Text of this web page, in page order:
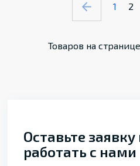
1 2
Товаров на
Оставьте
работать с нами